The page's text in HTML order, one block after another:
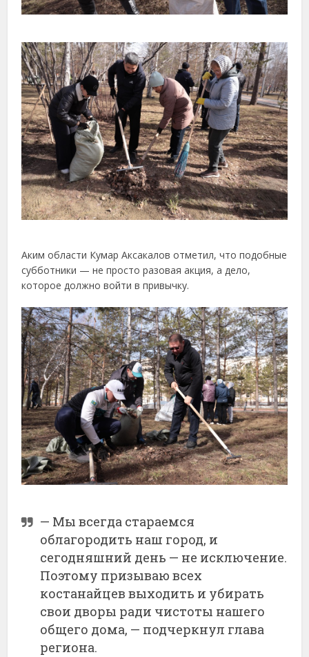
Аким области Кумар Аксакалов отметил, что подобные
субботники — не просто разовая акция, а дело,
которое должно войти в привычку.
— Мы всегда стараемся
облагородить наш город, и
сегодняшний день — не исключение.
Поэтому призываю всех
костанайцев выходить и убирать
свои дворы ради чистоты нашего
общего дома, — подчеркнул глава
региона.